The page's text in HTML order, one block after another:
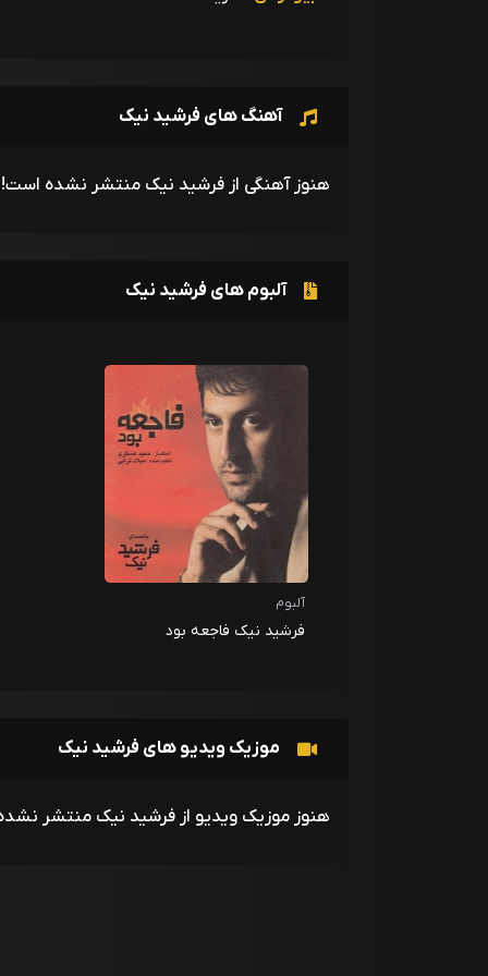
آهنگ های فرشید نیک
هنوز آهنگی از فرشید نیک منتشر نشده است!
آلبوم های فرشید نیک
آلبوم
فرشید نیک فاجعه بود
موزیک ویدیو های فرشید نیک
هنوز موزیک ویدیو از فرشید نیک منتشر